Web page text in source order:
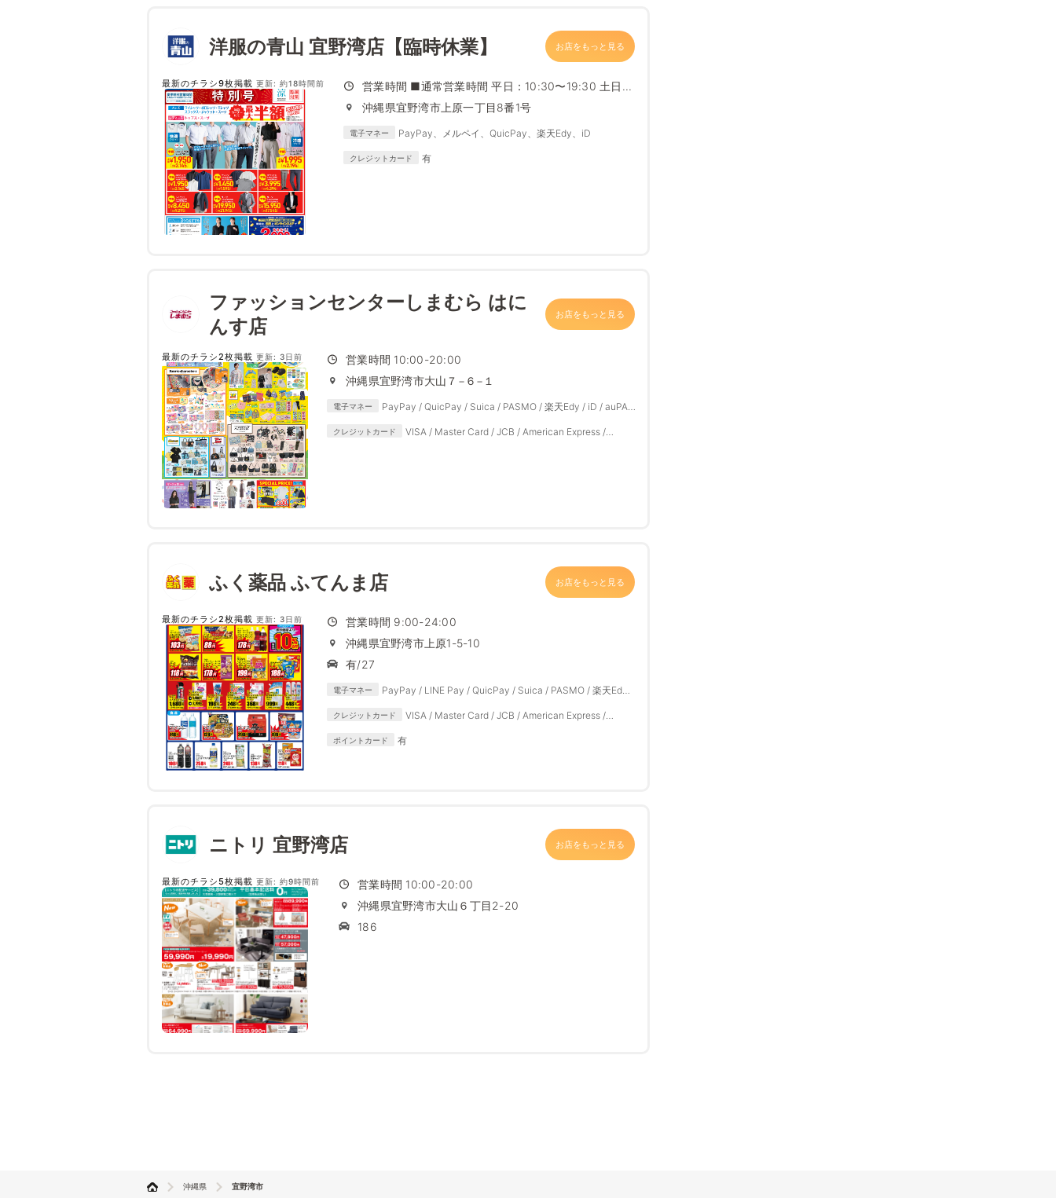
洋服の青山 宜野湾店【臨時休業】 お店をもっと見る
最新のチラシ9枚掲載 更新: 約18時間前
営業時間 ■通常営業時間 平日：10:30〜19:30 土日...
沖縄県宜野湾市上原一丁目8番1号
電子マネー PayPay、メルペイ、QuicPay、楽天Edy、iD
クレジットカード 有
ファッションセンターしまむら はに
んす店
お店をもっと見る
最新のチラシ2枚掲載 更新: 3日前
営業時間 10:00-20:00
沖縄県宜野湾市大山７−６−１
電子マネー
PayPay / QuicPay / Suica / PASMO / 楽天Edy / iD / auPAY
クレジットカード
VISA / Master Card / JCB / American Express /
ふく薬品 ふてんま店 お店をもっと見る
最新のチラシ2枚掲載 更新: 3日前
営業時間 9:00-24:00
沖縄県宜野湾市上原1-5-10
有/27
電子マネー
PayPay / LINE Pay / QuicPay / Suica / PASMO / 楽天Edy /
クレジットカード
VISA / Master Card / JCB / American Express /
ポイントカード 有
ニトリ 宜野湾店 お店をもっと見る
最新のチラシ5枚掲載 更新: 約9時間前
営業時間 10:00-20:00
沖縄県宜野湾市大山６丁目2-20
186
沖縄県 宜野湾市